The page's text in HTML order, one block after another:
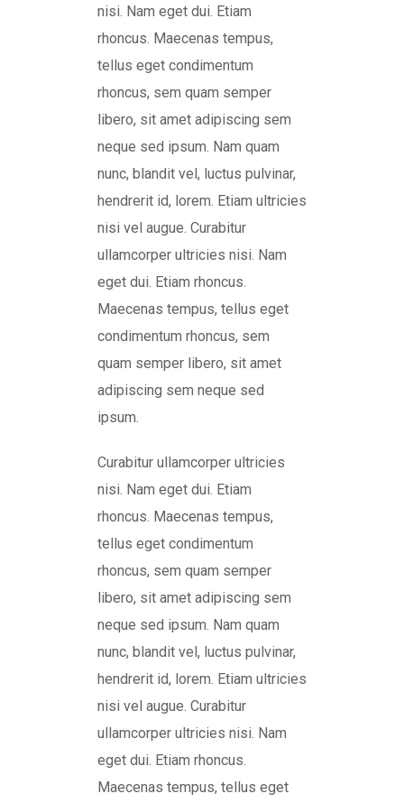
nisi. Nam eget dui. Etiam
rhoncus. Maecenas tempus,
tellus eget condimentum
rhoncus, sem quam semper
libero, sit amet adipiscing sem
neque sed ipsum. Nam quam
nunc, blandit vel, luctus pulvinar,
hendrerit id, lorem. Etiam ultricies
nisi vel augue. Curabitur
ullamcorper ultricies nisi. Nam
eget dui. Etiam rhoncus.
Maecenas tempus, tellus eget
condimentum rhoncus, sem
quam semper libero, sit amet
adipiscing sem neque sed
ipsum.
Curabitur ullamcorper ultricies
nisi. Nam eget dui. Etiam
rhoncus. Maecenas tempus,
tellus eget condimentum
rhoncus, sem quam semper
libero, sit amet adipiscing sem
neque sed ipsum. Nam quam
nunc, blandit vel, luctus pulvinar,
hendrerit id, lorem. Etiam ultricies
nisi vel augue. Curabitur
ullamcorper ultricies nisi. Nam
eget dui. Etiam rhoncus.
Maecenas tempus, tellus eget